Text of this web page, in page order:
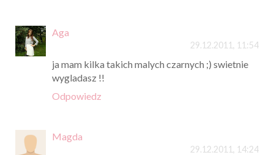
Aga
29.12.2011, 11:54
ja mam kilka takich malych czarnych ;) swietnie
wygladasz !!
Odpowiedz
Magda
29.12.2011, 14:24